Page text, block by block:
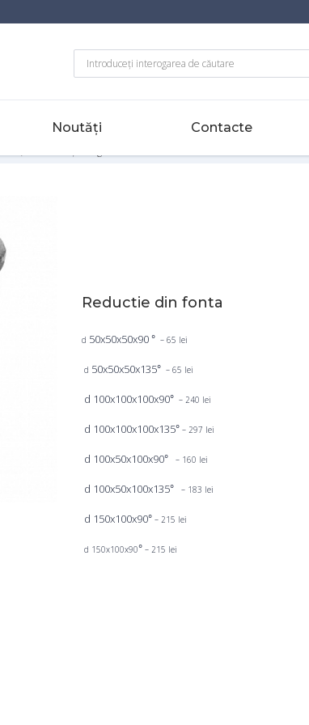
Noutăți Contacte
Reductie din fonta
d 50х50х50х90 ° – 65 lei
d 50х50х50х135° – 65 lei
d 100х100х100х90° – 240 lei
d 100х100х100х135° – 297 lei
d 100х50х100х90° – 160 lei
d 100х50х100х135° – 183 lei
d 150х100х90° – 215 lei
d 150х100х90° – 215 lei